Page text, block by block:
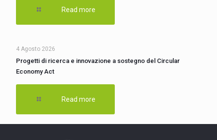
Read more
4 Agosto 2026
Progetti di ricerca e innovazione a sostegno del Circular
Economy Act
Read more